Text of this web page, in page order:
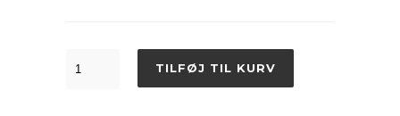
TILFØJ TIL KURV